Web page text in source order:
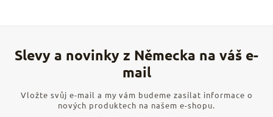
Vložte svůj e-mail a my vám budeme zasílat informace o
nových produktech na našem e-shopu.